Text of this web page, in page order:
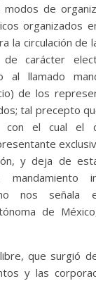
modos de
organizados
la circulación de
de carácter
al llamado
de los
tal precepto
con el cual el
y deja de
mandamiento
nos
de
que surgió
y las